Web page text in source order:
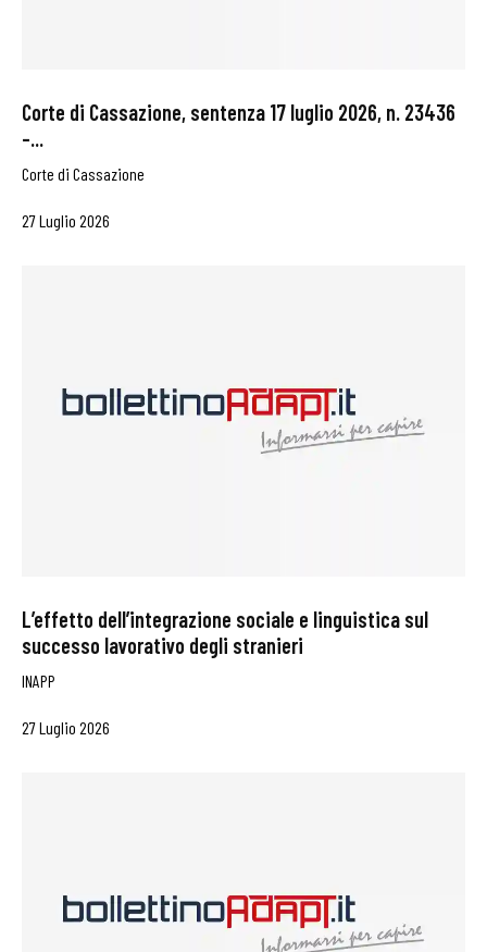
Corte di Cassazione, sentenza 17 luglio 2026, n. 23436
–...
Corte di Cassazione
27 Luglio 2026
L’effetto dell’integrazione sociale e linguistica sul
successo lavorativo degli stranieri
INAPP
27 Luglio 2026